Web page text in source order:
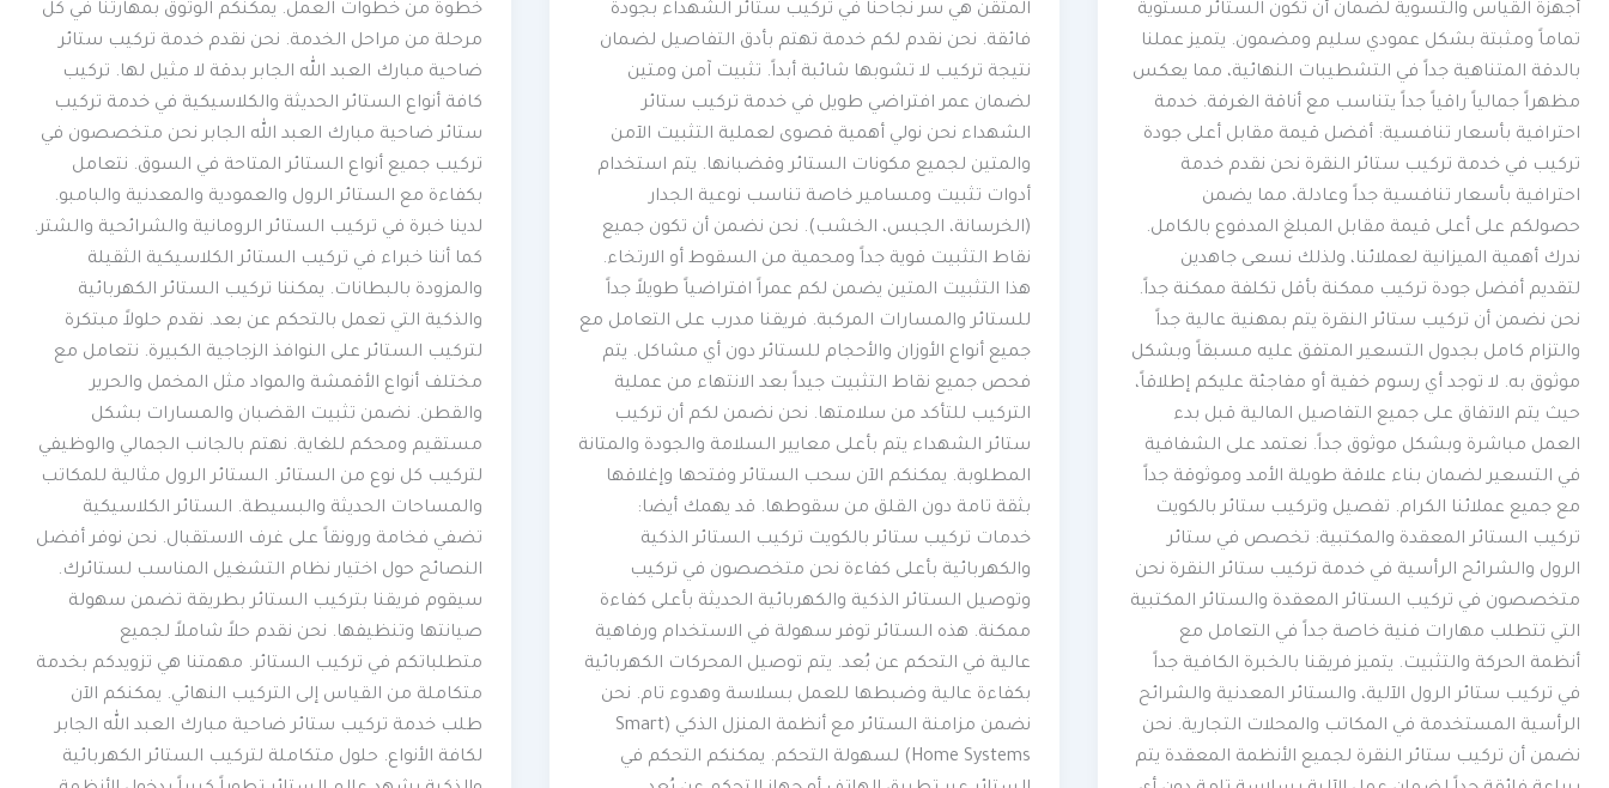
أجهزة القياس والتسوية لضمان أن تكون الستائر مستوية
تماماً ومثبتة بشكل عمودي سليم ومضمون. يتميز عملنا
بالدقة المتناهية جداً في التشطيبات النهائية، مما يعكس
مظهراً جمالياً راقياً جداً يتناسب مع أناقة الغرفة. خدمة
احترافية بأسعار تنافسية: أفضل قيمة مقابل أعلى جودة
تركيب في خدمة تركيب ستائر النقرة نحن نقدم خدمة
احترافية بأسعار تنافسية جداً وعادلة، مما يضمن
حصولكم على أعلى قيمة مقابل المبلغ المدفوع بالكامل.
ندرك أهمية الميزانية لعملائنا، ولذلك نسعى جاهدين
لتقديم أفضل جودة تركيب ممكنة بأقل تكلفة ممكنة جداً.
نحن نضمن أن تركيب ستائر النقرة يتم بمهنية عالية جداً
والتزام كامل بجدول التسعير المتفق عليه مسبقاً وبشكل
موثوق به. لا توجد أي رسوم خفية أو مفاجئة عليكم إطلاقاً،
حيث يتم الاتفاق على جميع التفاصيل المالية قبل بدء
العمل مباشرة وبشكل موثوق جداً. نعتمد على الشفافية
في التسعير لضمان بناء علاقة طويلة الأمد وموثوقة جداً
مع جميع عملائنا الكرام. تفصيل وتركيب ستائر بالكويت
تركيب الستائر المعقدة والمكتبية: تخصص في ستائر
الرول والشرائح الرأسية في خدمة تركيب ستائر النقرة نحن
متخصصون في تركيب الستائر المعقدة والستائر المكتبية
التي تتطلب مهارات فنية خاصة جداً في التعامل مع
أنظمة الحركة والتثبيت. يتميز فريقنا بالخبرة الكافية جداً
في تركيب ستائر الرول الآلية، والستائر المعدنية والشرائح
الرأسية المستخدمة في المكاتب والمحلات التجارية. نحن
نضمن أن تركيب ستائر النقرة لجميع الأنظمة المعقدة يتم
المتقن هي سر نجاحنا في تركيب ستائر الشهداء بجودة
فائقة. نحن نقدم لكم خدمة تهتم بأدق التفاصيل لضمان
نتيجة تركيب لا تشوبها شائبة أبداً. تثبيت آمن ومتين
لضمان عمر افتراضي طويل في خدمة تركيب ستائر
الشهداء نحن نولي أهمية قصوى لعملية التثبيت الآمن
والمتين لجميع مكونات الستائر وقضبانها. يتم استخدام
أدوات تثبيت ومسامير خاصة تناسب نوعية الجدار
(الخرسانة، الجبس، الخشب). نحن نضمن أن تكون جميع
نقاط التثبيت قوية جداً ومحمية من السقوط أو الارتخاء.
هذا التثبيت المتين يضمن لكم عمراً افتراضياً طويلاً جداً
للستائر والمسارات المركبة. فريقنا مدرب على التعامل مع
جميع أنواع الأوزان والأحجام للستائر دون أي مشاكل. يتم
فحص جميع نقاط التثبيت جيداً بعد الانتهاء من عملية
التركيب للتأكد من سلامتها. نحن نضمن لكم أن تركيب
ستائر الشهداء يتم بأعلى معايير السلامة والجودة والمتانة
المطلوبة. يمكنكم الآن سحب الستائر وفتحها وإغلاقها
بثقة تامة دون القلق من سقوطها. قد يهمك أيضا:
خدمات تركيب ستائر بالكويت تركيب الستائر الذكية
والكهربائية بأعلى كفاءة نحن متخصصون في تركيب
وتوصيل الستائر الذكية والكهربائية الحديثة بأعلى كفاءة
ممكنة. هذه الستائر توفر سهولة في الاستخدام ورفاهية
عالية في التحكم عن بُعد. يتم توصيل المحركات الكهربائية
بكفاءة عالية وضبطها للعمل بسلاسة وهدوء تام. نحن
نضمن مزامنة الستائر مع أنظمة المنزل الذكي (Smart
Home Systems) لسهولة التحكم. يمكنكم التحكم في
خطوة من خطوات العمل. يمكنكم الوثوق بمهارتنا في كل
مرحلة من مراحل الخدمة. نحن نقدم خدمة تركيب ستائر
ضاحية مبارك العبد الله الجابر بدقة لا مثيل لها. تركيب
كافة أنواع الستائر الحديثة والكلاسيكية في خدمة تركيب
ستائر ضاحية مبارك العبد الله الجابر نحن متخصصون في
تركيب جميع أنواع الستائر المتاحة في السوق. نتعامل
بكفاءة مع الستائر الرول والعمودية والمعدنية والبامبو.
لدينا خبرة في تركيب الستائر الرومانية والشرائحية والشتر.
كما أننا خبراء في تركيب الستائر الكلاسيكية الثقيلة
والمزودة بالبطانات. يمكننا تركيب الستائر الكهربائية
والذكية التي تعمل بالتحكم عن بعد. نقدم حلولاً مبتكرة
لتركيب الستائر على النوافذ الزجاجية الكبيرة. نتعامل مع
مختلف أنواع الأقمشة والمواد مثل المخمل والحرير
والقطن. نضمن تثبيت القضبان والمسارات بشكل
مستقيم ومحكم للغاية. نهتم بالجانب الجمالي والوظيفي
لتركيب كل نوع من الستائر. الستائر الرول مثالية للمكاتب
والمساحات الحديثة والبسيطة. الستائر الكلاسيكية
تضفي فخامة ورونقاً على غرف الاستقبال. نحن نوفر أفضل
النصائح حول اختيار نظام التشغيل المناسب لستائرك.
سيقوم فريقنا بتركيب الستائر بطريقة تضمن سهولة
صيانتها وتنظيفها. نحن نقدم حلاً شاملاً لجميع
متطلباتكم في تركيب الستائر. مهمتنا هي تزويدكم بخدمة
متكاملة من القياس إلى التركيب النهائي. يمكنكم الآن
طلب خدمة تركيب ستائر ضاحية مبارك العبد الله الجابر
لكافة الأنواع. حلول متكاملة لتركيب الستائر الكهربائية